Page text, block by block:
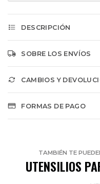
DESCRIPCIÓN
SOBRE LOS ENVÍOS
CAMBIOS Y
FORMAS DE PAGO
TAMBIÉN TE
UTENSILIOS